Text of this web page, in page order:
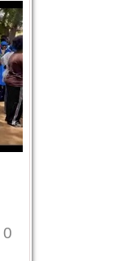
0